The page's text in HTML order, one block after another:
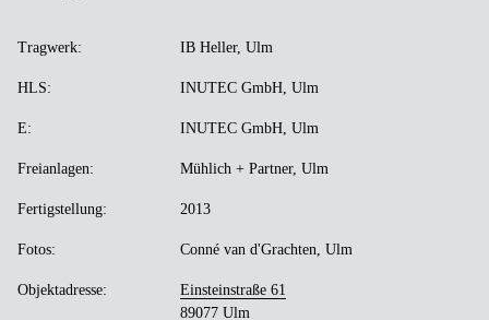
Tragwerk: IB Heller, Ulm
HLS: INUTEC GmbH, Ulm
E: INUTEC GmbH, Ulm
Freianlagen: Mühlich + Partner, Ulm
Fertigstellung: 2013
Fotos: Conné van d'Grachten, Ulm
Objektadresse:
Einsteinstraße 61
89077 Ulm